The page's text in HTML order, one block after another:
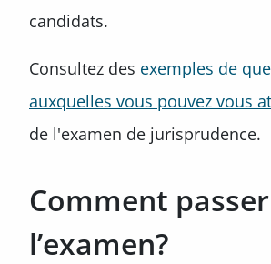
candidats.
Consultez des exemples de
auxquelles vous pouvez vous
de l'examen de jurisprudence.
Comment passer
l’examen?